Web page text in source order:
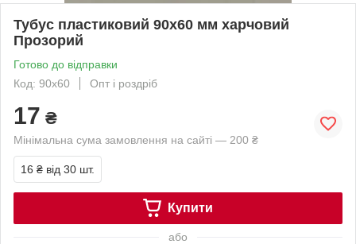
Тубус пластиковий 90х60 мм харчовий
Прозорий
Готово до відправки
Код: 90х60
Опт і роздріб
17 ₴
Мінімальна сума замовлення на сайті — 200 ₴
16 ₴ від 30 шт.
Купити
або